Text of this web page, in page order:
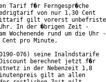
Tarif f�r Ferngespr�che
von nur 1,30 Cent
gilt vorerst
In der �brigen Zeit -
Wochenende rund um die Uhr -
pro Minute.
076) seine Inalndstarife
berechnet jetzt f�r
in der Nebenzeit 1,8
gilt an allen